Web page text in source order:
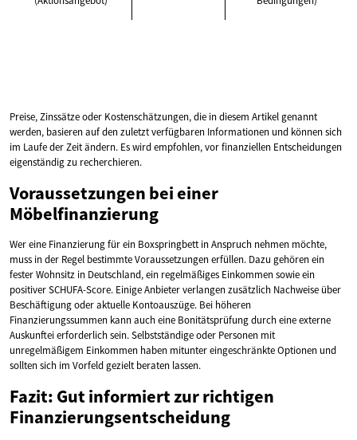
Preise, Zinssätze oder Kostenschätzungen, die in diesem Artikel genannt
werden, basieren auf den zuletzt verfügbaren Informationen und können sich
im Laufe der Zeit ändern. Es wird empfohlen, vor finanziellen Entscheidungen
eigenständig zu recherchieren.
Voraussetzungen bei einer
Möbelfinanzierung
Wer eine Finanzierung für ein Boxspringbett in Anspruch nehmen möchte,
muss in der Regel bestimmte Voraussetzungen erfüllen. Dazu gehören ein
fester Wohnsitz in Deutschland, ein regelmäßiges Einkommen sowie ein
positiver SCHUFA-Score. Einige Anbieter verlangen zusätzlich Nachweise über
Beschäftigung oder aktuelle Kontoauszüge. Bei höheren
Finanzierungssummen kann auch eine Bonitätsprüfung durch eine externe
Auskunftei erforderlich sein. Selbstständige oder Personen mit
unregelmäßigem Einkommen haben mitunter eingeschränkte Optionen und
sollten sich im Vorfeld gezielt beraten lassen.
Fazit: Gut informiert zur richtigen
Finanzierungsentscheidung